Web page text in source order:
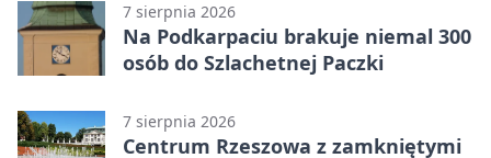
7 sierpnia 2026
Na Podkarpaciu brakuje niemal 300
osób do Szlachetnej Paczki
7 sierpnia 2026
Centrum Rzeszowa z zamkniętymi